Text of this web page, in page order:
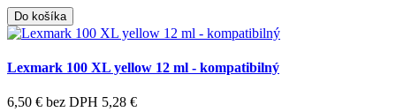
Do košíka
Lexmark 100 XL yellow 12 ml - kompatibilný
6,50 € bez DPH 5,28 €